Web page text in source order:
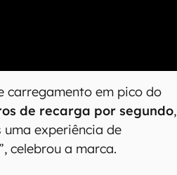
carregamento em pico do
de recarga por segundo,
experiência de
celebrou a marca.